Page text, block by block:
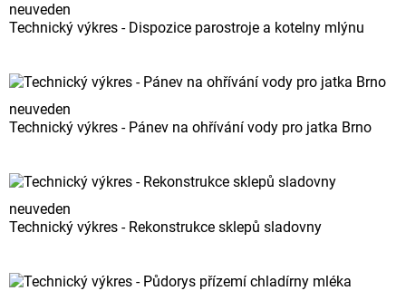
neuveden
Technický výkres - Dispozice parostroje a kotelny mlýnu
neuveden
Technický výkres - Pánev na ohřívání vody pro jatka Brno
neuveden
Technický výkres - Rekonstrukce sklepů sladovny